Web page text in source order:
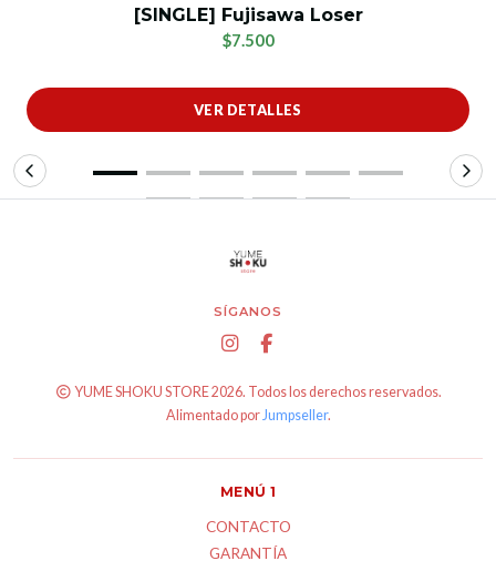
[SINGLE] Fujisawa Loser
$7.500
VER DETALLES
SÍGANOS
YUME SHOKU STORE 2026. Todos los derechos reservados.
Alimentado porJumpseller.
MENÚ 1
CONTACTO
GARANTÍA